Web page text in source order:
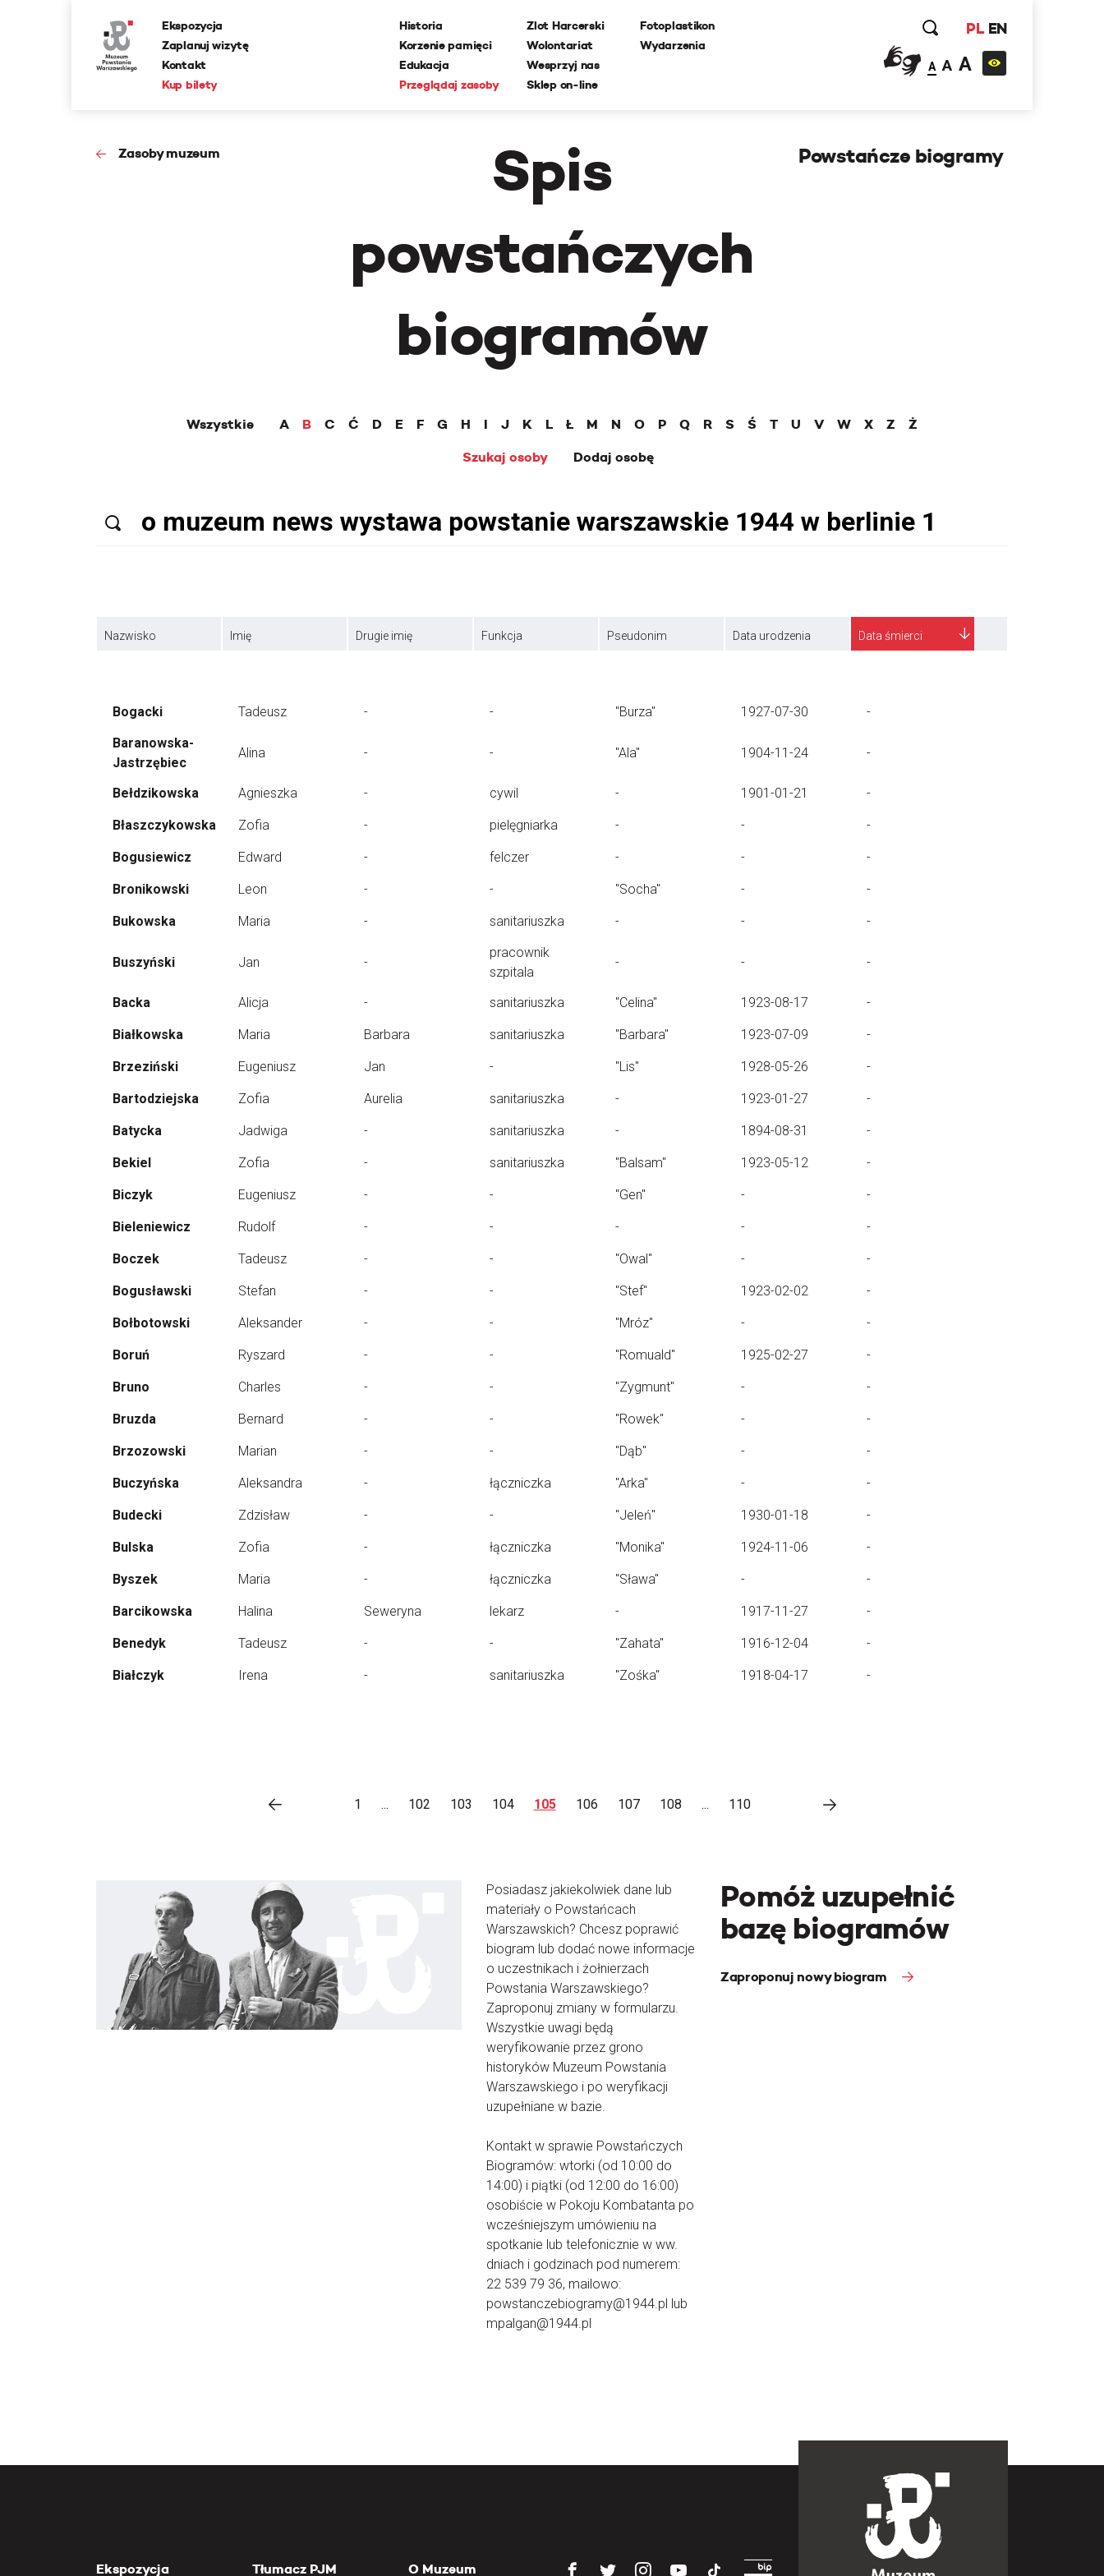
Ekspozycja
Zaplanuj wizytę
Kontakt
Kup bilety
Historia
Korzenie pamięci
Edukacja
Przeglądaj zasoby
Zlot Harcerski
Wolontariat
Wesprzyj nas
Sklep on-line
Fotoplastikon
Wydarzenia
PL EN
A A A
Zasoby muzeum
Spis
powstańczych
biogramów
Powstańcze biogramy
Wszystkie A B C Ć D E F G H I J K L Ł M N O P Q R S Ś T U V W X Z
Ż
Szukaj osoby
Dodaj osobę
Nazwisko Imię Drugie imię Funkcja Pseudonim Data urodzenia Data śmierci
Bogacki Tadeusz - - "Burza" 1927-07-30
-
Baranowska-
Jastrzębiec
Alina - - "Ala" 1904-11-24 -
Bełdzikowska Agnieszka - cywil - 1901-01-21 -
Błaszczykowska Zofia - pielęgniarka - - -
Bogusiewicz Edward - felczer - - -
Bronikowski Leon - - "Socha" - -
Bukowska Maria - sanitariuszka - - -
Buszyński Jan -
pracownik
szpitala
- - -
Backa Alicja - sanitariuszka "Celina" 1923-08-17 -
Białkowska Maria Barbara sanitariuszka "Barbara" 1923-07-09 -
Brzeziński Eugeniusz Jan - "Lis" 1928-05-26 -
Bartodziejska Zofia Aurelia sanitariuszka - 1923-01-27 -
Batycka Jadwiga - sanitariuszka - 1894-08-31 -
Bekiel Zofia - sanitariuszka "Balsam" 1923-05-12 -
Biczyk Eugeniusz - - "Gen" - -
Bieleniewicz Rudolf - - - - -
Boczek Tadeusz - - "Owal" - -
Bogusławski Stefan - - "Stef" 1923-02-02 -
Bołbotowski Aleksander - - "Mróz" - -
Boruń Ryszard - - "Romuald" 1925-02-27 -
Bruno Charles - - "Zygmunt" - -
Bruzda Bernard - - "Rowek" - -
Brzozowski Marian - - "Dąb" - -
Buczyńska Aleksandra - łączniczka "Arka" - -
Budecki Zdzisław - - "Jeleń" 1930-01-18 -
Bulska Zofia - łączniczka "Monika" 1924-11-06 -
Byszek Maria - łączniczka "Sława" - -
Barcikowska Halina Seweryna lekarz - 1917-11-27 -
Benedyk Tadeusz - - "Zahata" 1916-12-04 -
Białczyk Irena - sanitariuszka "Zośka" 1918-04-17 -
1 ... 102 103 104 105 106 107 108 ... 110
Posiadasz jakiekolwiek dane lub
materiały o Powstańcach
Warszawskich? Chcesz poprawić
biogram lub dodać nowe informacje
o uczestnikach i żołnierzach
Powstania Warszawskiego?
Zaproponuj zmiany w formularzu.
Wszystkie uwagi będą
weryfikowanie przez grono
historyków Muzeum Powstania
Warszawskiego i po weryfikacji
uzupełniane w bazie.
Kontakt w sprawie Powstańczych
Biogramów: wtorki (od 10:00 do
14:00) i piątki (od 12:00 do 16:00)
osobiście w Pokoju Kombatanta po
wcześniejszym umówieniu na
spotkanie lub telefonicznie w ww.
dniach i godzinach pod numerem:
22 539 79 36, mailowo:
powstanczebiogramy@1944.pl lub
mpalgan@1944.pl
Pomóż uzupełnić
bazę biogramów
Zaproponuj nowy biogram
Ekspozycja Tłumacz PJM O Muzeum